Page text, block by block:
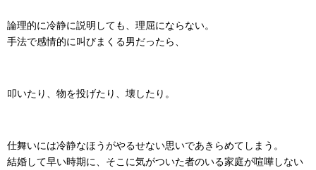
論理的に冷静に説明しても、理屈にならない。
手法で感情的に叫びまくる男だったら、
叩いたり、物を投げたり、壊したり。
仕舞いには冷静なほうがやるせない思いであきらめてしまう。
結婚して早い時期に、そこに気がついた者のいる家庭が喧嘩しない